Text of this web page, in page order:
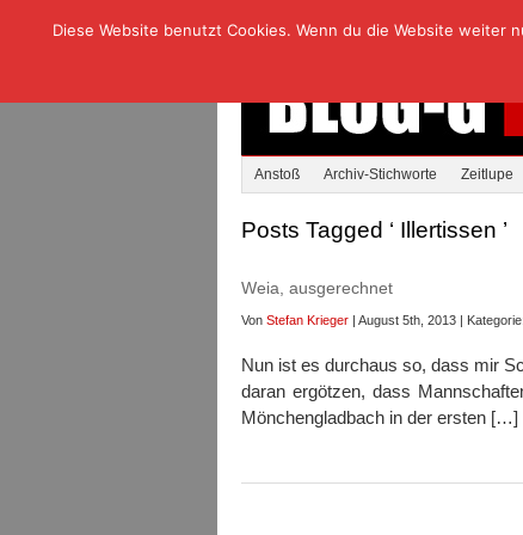
Anstoß Archiv-Stichworte Zeitlupe
Posts Tagged ‘ Illertissen ’
Weia, ausgerechnet
Von Stefan Krieger | August 5th, 2013 | Kategorie:
Nun ist es durchaus so, dass mir
daran ergötzen, dass
Mönchengladbach in der ersten […]
Diese Website benutzt Cookies. Wenn du die Website